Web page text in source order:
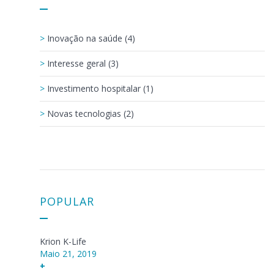
Inovação na saúde (4)
Interesse geral (3)
Investimento hospitalar (1)
Novas tecnologias (2)
POPULAR
Krion K-Life
Maio 21, 2019
+